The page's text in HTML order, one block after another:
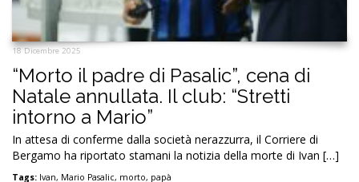
18 Dicembre 2025
“Morto il padre di Pasalic”, cena di
Natale annullata. Il club: “Stretti
intorno a Mario”
In attesa di conferme dalla società nerazzurra, il Corriere di
Bergamo ha riportato stamani la notizia della morte di Ivan […]
Tags: Ivan, Mario Pasalic, morto, papà